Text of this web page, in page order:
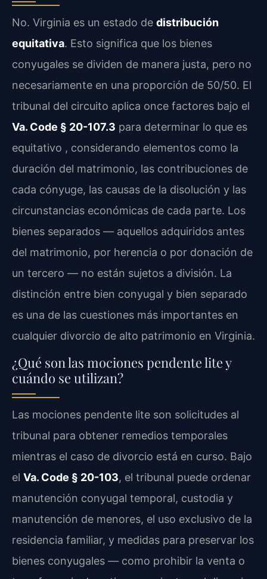
No. Virginia es un estado de distribución
equitativa. Esto significa que los bienes
conyugales se dividen de manera justa, pero no
necesariamente en una proporción de 50/50. El
tribunal del circuito aplica once factores bajo el
Va. Code § 20-107.3 para determinar lo que es
equitativo , considerando elementos como la
duración del matrimonio, las contribuciones de
cada cónyuge, las causas de la disolución y las
circunstancias económicas de cada parte. Los
bienes separados — aquellos adquiridos antes
del matrimonio, por herencia o por donación de
un tercero — no están sujetos a división. La
distinción entre bien conyugal y bien separado
es una de las cuestiones más importantes en
cualquier divorcio de alto patrimonio en Virginia.
¿Qué son las mociones pendente lite y
cuándo se utilizan?
Las mociones pendente lite son solicitudes al
tribunal para obtener remedios temporales
mientras el caso de divorcio está en curso. Bajo
el Va. Code § 20-103, el tribunal puede ordenar
manutención conyugal temporal, custodia y
manutención de menores, el uso exclusivo de la
residencia familiar, y medidas para preservar los
bienes conyugales — como prohibir la venta o